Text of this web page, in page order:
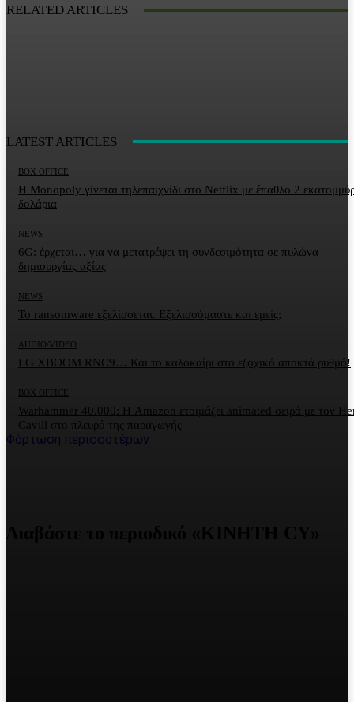
RELATED ARTICLES
LATEST ARTICLES
BOX OFFICE
Η Monopoly γίνεται τηλεπαιχνίδι στο Netflix με έπαθλο 2
δολάρια
NEWS
6G: έρχεται… για να μετατρέψει τη συνδεσιμότητα σε πυλώνα
δημιουργίας αξίας
NEWS
Το ransomware εξελίσσεται. Εξελισσόμαστε και εμείς;
AUDIO/VIDEO
LG XBOOM RNC9… Και το καλοκαίρι στο εξοχικό αποκτά ρυθμό!
BOX OFFICE
Warhammer 40.000: Η Amazon ετοιμάζει animated σειρά με τον
Cavill στο πλευρό της παραγωγής
Φόρτωση περισσοτέρων